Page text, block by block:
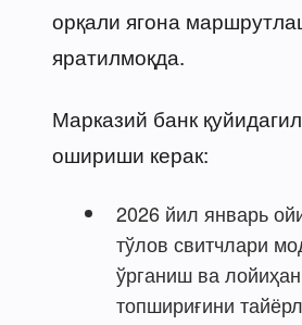
орқали ягона
яратилмоқда.
Марказий банк
ошириши керак:
2026 йил январь
тўлов свитчлари
ўрганиш ва
топшириғини